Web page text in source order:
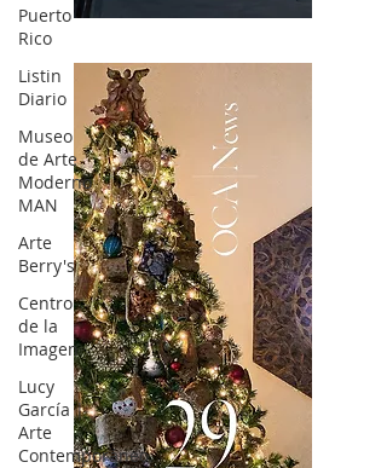
Puerto
Rico
Listin
Diario
Museo
de Arte
Moderno
MAN
Arte
Berry's
Centro
de la
Imagen
Lucy
García |
Arte
Contemporáneo.
OCA|News 30 /Enero-Febrero / 2024